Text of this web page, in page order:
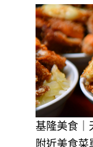
基隆美食｜
附近美食